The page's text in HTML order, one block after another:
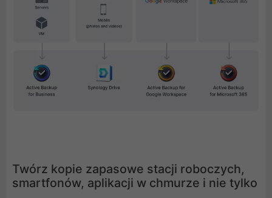
Twórz kopie zapasowe stacji roboczych,
smartfonów, aplikacji w chmurze i nie tylko